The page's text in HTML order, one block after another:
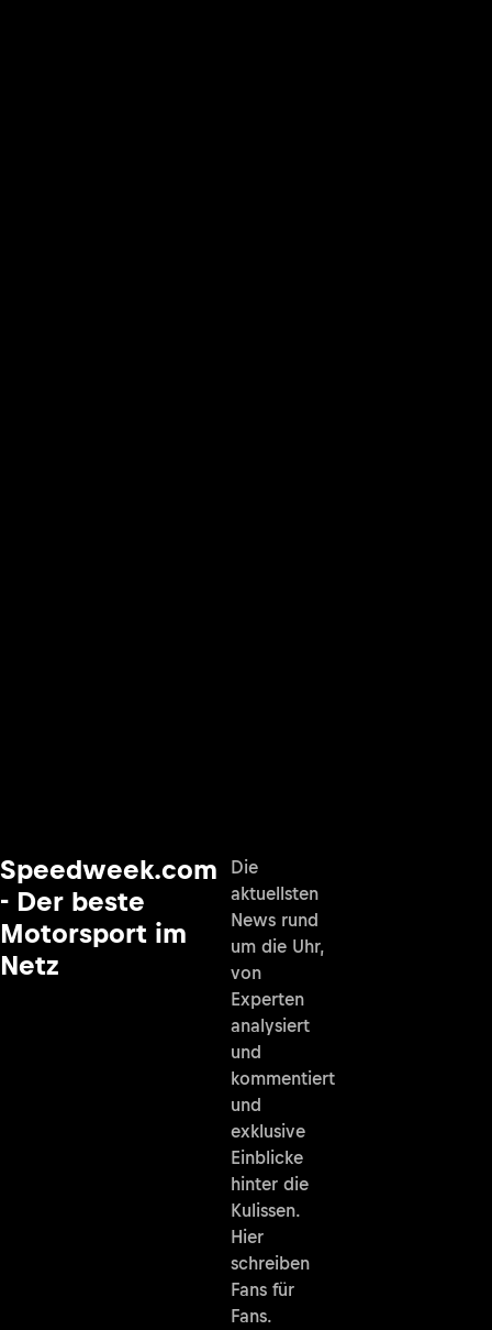
Speedweek.com
- Der beste
Motorsport im
Netz
Die
aktuellsten
News rund
um die Uhr,
von
Experten
analysiert
und
kommentiert
und
exklusive
Einblicke
hinter die
Kulissen.
Hier
schreiben
Fans für
Fans.